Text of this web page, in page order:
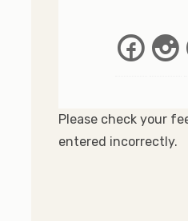
Please check your
entered incorrectly.